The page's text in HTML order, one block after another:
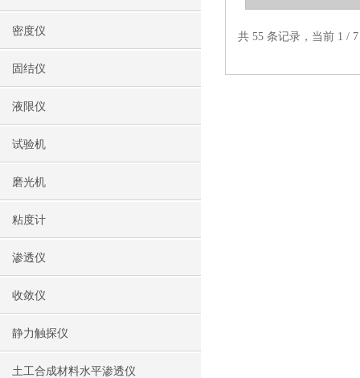
密度仪
固结仪
液限仪
试验机
磨光机
粘度计
渗透仪
收敛仪
静力触探仪
土工合成材料水平渗透仪
共 55 条记录，当前 1